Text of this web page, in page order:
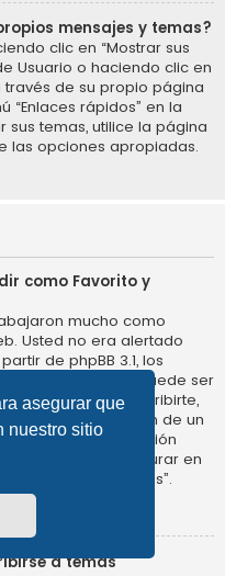
asegurar que
nuestro sitio
mensajes y temas?
clic en “Mostrar sus
Usuario o haciendo clic en
través de su propio página
“Enlaces rápidos” en la
sus temas, utilice la página
las opciones apropiadas.
como Favorito y
mucho como
Usted no era alertado
de phpBB 3.1, los
a un tema. Usted puede ser
se actualiza. Al suscribirte,
una actualización de un
de notificación
se pueden configurar en
de Foros”.
a temas